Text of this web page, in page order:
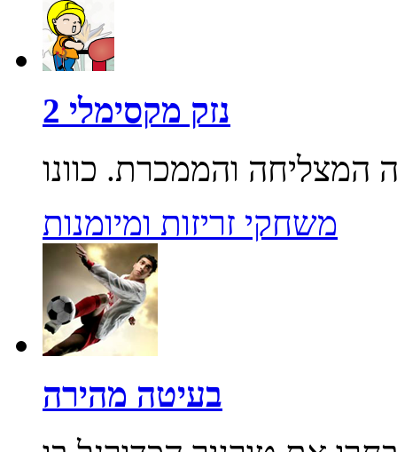
נזק מקסימלי 2
משחקי זריזות ומיומנות
בעיטה מהירה